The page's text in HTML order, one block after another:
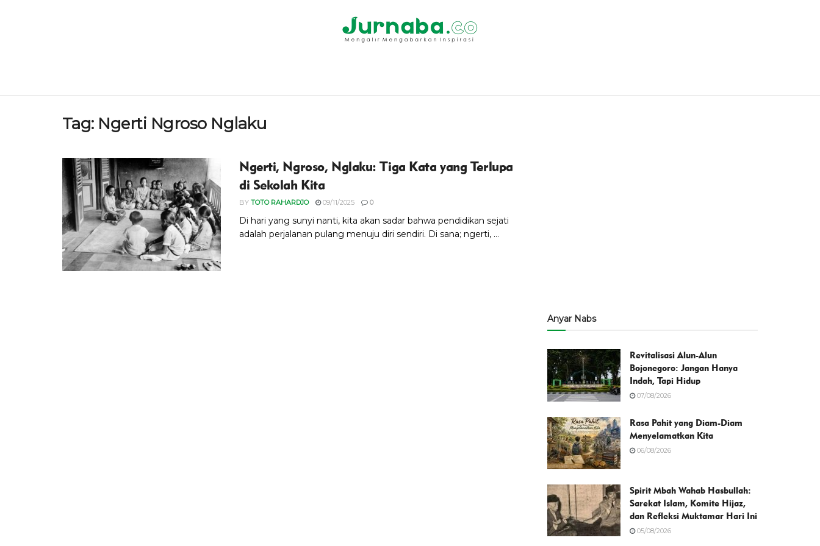
Tag: Ngerti Ngroso Nglaku
Ngerti, Ngroso, Nglaku: Tiga Kata yang Terlupa
di Sekolah Kita
BY TOTO RAHARDJO 09/11/2025 0
Di hari yang sunyi nanti, kita akan sadar bahwa pendidikan sejati
adalah perjalanan pulang menuju diri sendiri. Di sana; ngerti, ...
Anyar Nabs
Revitalisasi Alun-Alun
Bojonegoro: Jangan Hanya
Indah, Tapi Hidup
07/08/2026
Rasa Pahit yang Diam-Diam
Menyelamatkan Kita
06/08/2026
Spirit Mbah Wahab Hasbullah:
Sarekat Islam, Komite Hijaz,
dan Refleksi Muktamar Hari Ini
05/08/2026